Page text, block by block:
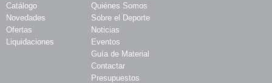
Catálogo
Novedades
Ofertas
Liquidaciones
Quiénes Somos
Sobre el Deporte
Noticias
Eventos
Guía de Material
Contactar
Presupuestos